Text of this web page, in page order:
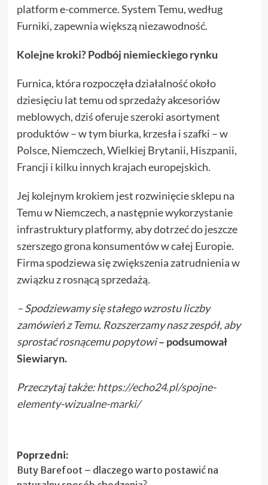
platform e-commerce. System Temu, według
Furniki, zapewnia większą niezawodność.
Kolejne kroki? Podbój niemieckiego rynku
Furnica, która rozpoczęła działalność około
dziesięciu lat temu od sprzedaży akcesoriów
meblowych, dziś oferuje szeroki asortyment
produktów – w tym biurka, krzesła i szafki – w
Polsce, Niemczech, Wielkiej Brytanii, Hiszpanii,
Francji i kilku innych krajach europejskich.
Jej kolejnym krokiem jest rozwinięcie sklepu na
Temu w Niemczech, a następnie wykorzystanie
infrastruktury platformy, aby dotrzeć do jeszcze
szerszego grona konsumentów w całej Europie.
Firma spodziewa się zwiększenia zatrudnienia w
związku z rosnącą sprzedażą.
– Spodziewamy się stałego wzrostu liczby
zamówień z Temu. Rozszerzamy nasz zespół, aby
sprostać rosnącemu popytowi – podsumował
Siewiaryn.
Przeczytaj także:https://echo24.pl/spojne-
elementy-wizualne-marki/
Zobacz
wpisy
Poprzedni:
Buty Barefoot – dlaczego warto postawić na